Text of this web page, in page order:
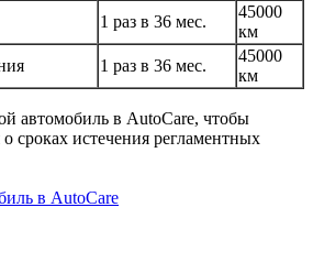
1 раз в 36 мес.
45000
км
1 раз в 36 мес.
45000
км
автомобиль в AutoCare, чтобы
сроках истечения регламентных
в AutoCare